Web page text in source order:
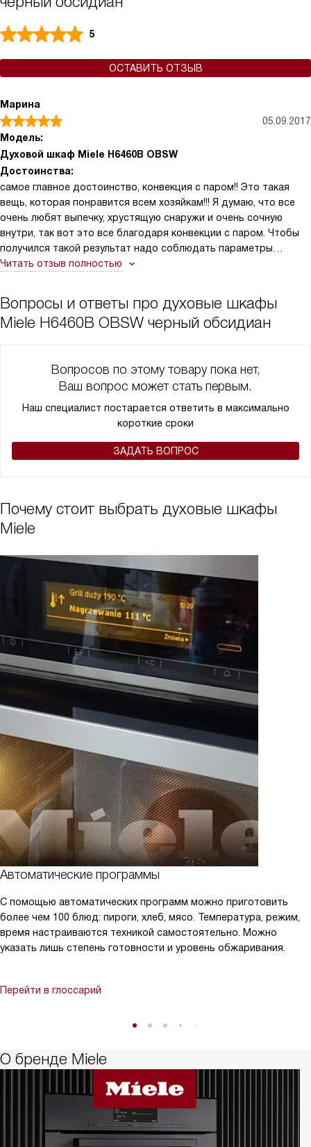
5
ОСТАВИТЬ ОТЗЫВ
Марина
05.09.2017
Модель:
Духовой шкаф Miele H6460B OBSW
Достоинства:
самое главное достоинство, конвекция с паром!! Это такая
вещь, которая понравится всем хозяйкам!!! Я думаю, что все
очень любят выпечку, хрустящую снаружи и очень сочную
внутри, так вот это все благодаря конвекции с паром. Чтобы
получился такой результат надо соблюдать параметры
оптимальной температуры и влажности. Режим « Конвекция с
Читать отзыв полностью
Вопросы и ответы про духовые шкафы
Miele H6460B OBSW черный обсидиан
Вопросов по этому товару пока нет,
Ваш вопрос может стать первым.
Наш специалист постарается ответить в максимально
короткие сроки
ЗАДАТЬ ВОПРОС
Почему стоит выбрать духовые шкафы
Miele
Автоматические программы
С помощью автоматических программ можно приготовить
более чем 100 блюд: пироги, хлеб, мясо. Температура, режим,
время настраиваются техникой самостоятельно. Можно
указать лишь степень готовности и уровень обжаривания.
Перейти в глоссарий
О бренде Miele